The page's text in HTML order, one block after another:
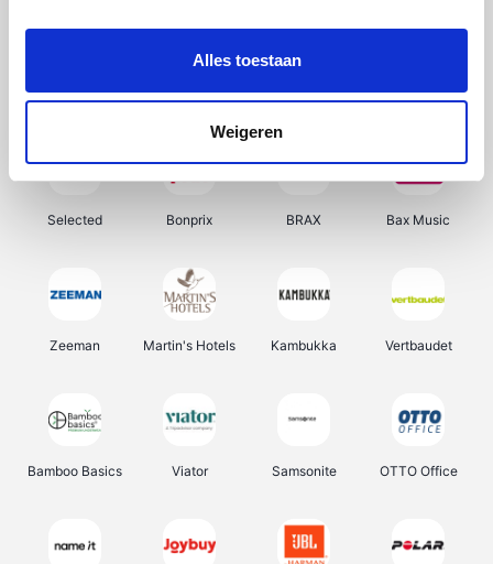
Alles toestaan
Weigeren
Samsung Delonghi Tennis Point My Jewellery
Selected Bonprix BRAX Bax Music
Zeeman Martin's Hotels Kambukka Vertbaudet
Bamboo Basics Viator Samsonite OTTO Office